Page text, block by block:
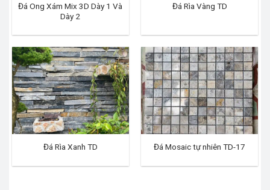
Đá Ong Xám Mix 3D Dày 1 Và
Dày 2
Đá Rìa Vàng TD
Đá Rìa Xanh TD Đá Mosaic tự nhiên TD-17